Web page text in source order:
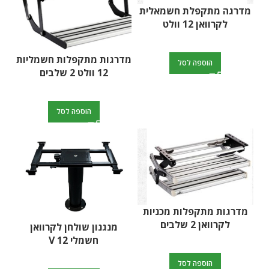
מדרגה מתקפלת חשמאלית
לקרוואן 12 וולט
הוספה לסל
מדרגות מתקפלות חשמליות
12 וולט 2 שלבים
הוספה לסל
מדרגות מתקפלות מכניות
לקרוואן 2 שלבים
הוספה לסל
מנגנון שולחן לקרוואן
חשמלי V 12